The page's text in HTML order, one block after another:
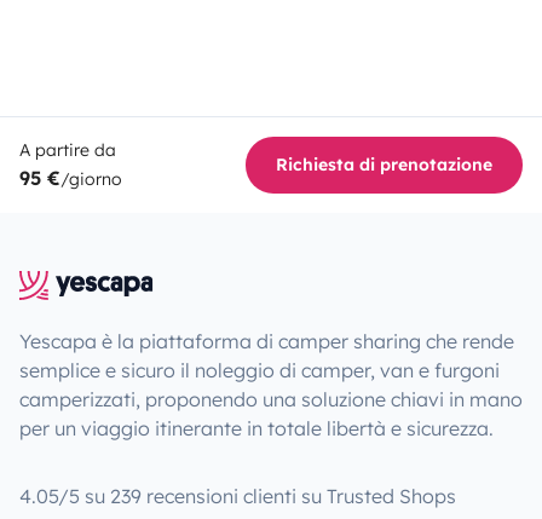
A partire da
95 €/giorno
Richiesta di prenotazione
Yescapa è la piattaforma di camper sharing che rende
semplice e sicuro il noleggio di camper, van e furgoni
camperizzati, proponendo una soluzione chiavi in mano
per un viaggio itinerante in totale libertà e sicurezza.
4.05/5 su 239 recensioni clienti su Trusted Shops